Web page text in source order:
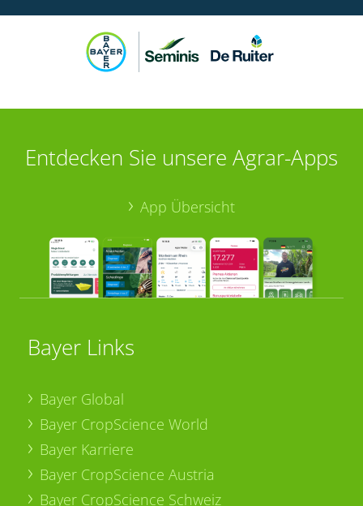
Entdecken Sie unsere Agrar-Apps
App Übersicht
Bayer Links
Bayer Global
Bayer CropScience World
Bayer Karriere
Bayer CropScience Austria
Bayer CropScience Schweiz